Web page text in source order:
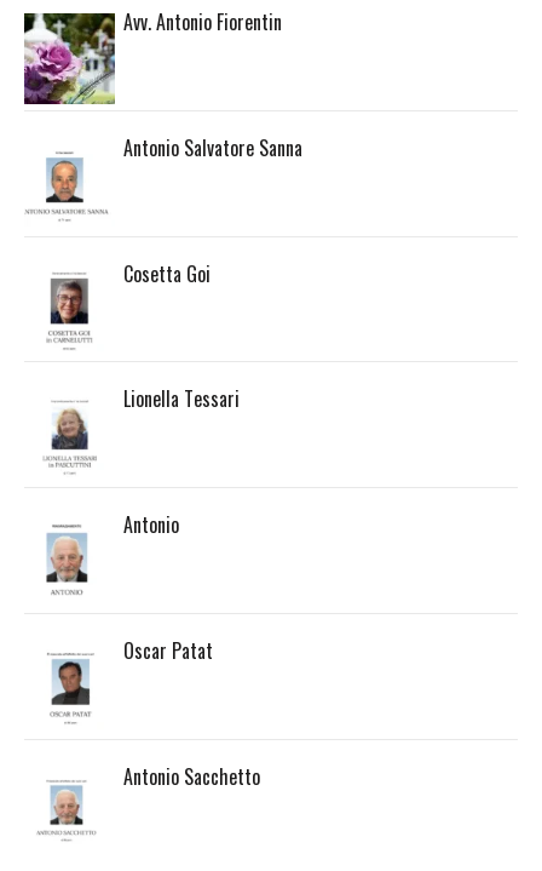
Avv. Antonio Fiorentin
Antonio Salvatore Sanna
Cosetta Goi
Lionella Tessari
Antonio
Oscar Patat
Antonio Sacchetto